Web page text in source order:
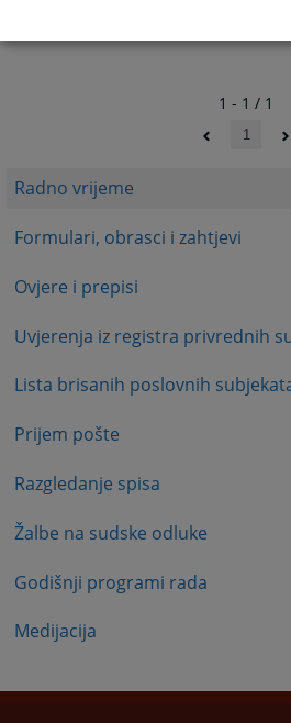
Radno vrijeme
Formulari, obrasci i zahtjevi
Ovjere i prepisi
Uvjerenja iz registra privrednih
Lista brisanih poslovnih
Prijem pošte
Razgledanje spisa
Žalbe na sudske odluke
Godišnji programi rada
Medijacija
1 - 1 / 1
1